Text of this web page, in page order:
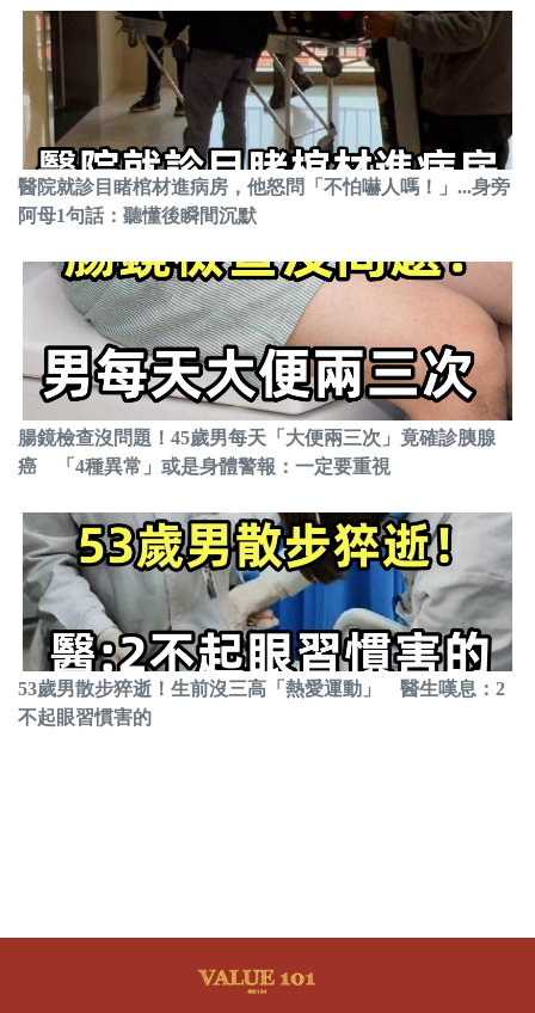
醫院就診目睹棺材進病房，他怒問「不怕嚇人嗎！」...身旁
阿母1句話：聽懂後瞬間沉默
腸鏡檢查沒問題！45歲男每天「大便兩三次」竟確診胰腺
癌 「4種異常」或是身體警報：一定要重視
53歲男散步猝逝！生前沒三高「熱愛運動」 醫生嘆息：2
不起眼習慣害的